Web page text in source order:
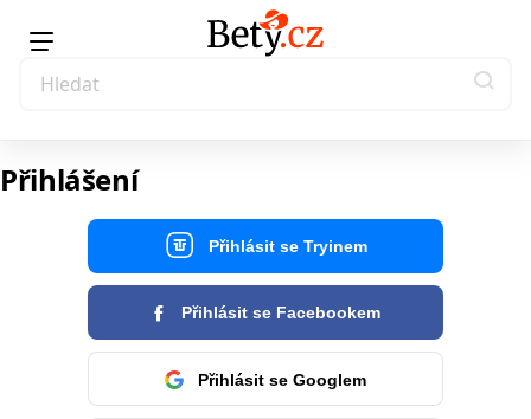
Přihlášení
Přihlásit se Tryinem
Přihlásit se Facebookem
Přihlásit se Googlem